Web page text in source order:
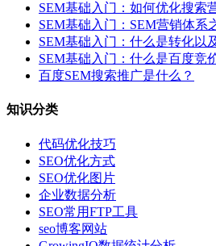
SEM基础入门：如何优化搜索
SEM基础入门：SEM营销体系
SEM基础入门：什么是转化以
SEM基础入门：什么是百度竞
百度SEM搜索推广是什么？
知识分类
代码优化技巧
SEO优化方式
SEO优化图片
企业数据分析
SEO常用FTP工具
seo博客网站